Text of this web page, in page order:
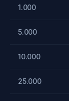
1.000
5.000
10.000
25.000